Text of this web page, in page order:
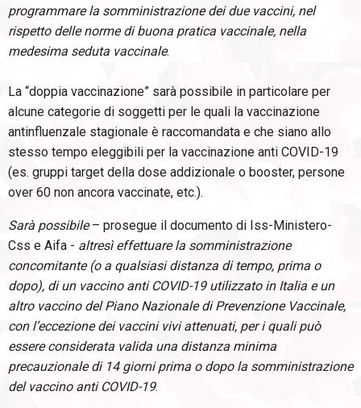
programmare la somministrazione dei due vaccini, nel
rispetto delle norme di buona pratica vaccinale, nella
medesima seduta vaccinale.
La “doppia vaccinazione” sarà possibile in particolare per
alcune categorie di soggetti per le quali la vaccinazione
antinfluenzale stagionale è raccomandata e che siano allo
stesso tempo eleggibili per la vaccinazione anti COVID-19
(es. gruppi target della dose addizionale o booster, persone
over 60 non ancora vaccinate, etc.).
Sarà possibile– prosegue il documento di Iss-Ministero-
Css e Aifa - altresì effettuare la somministrazione
concomitante (o a qualsiasi distanza di tempo, prima o
dopo), di un vaccino anti COVID-19 utilizzato in Italia e un
altro vaccino del Piano Nazionale di Prevenzione Vaccinale,
con l’eccezione dei vaccini vivi attenuati, per i quali può
essere considerata valida una distanza minima
precauzionale di 14 giorni prima o dopo la somministrazione
del vaccino anti COVID-19.